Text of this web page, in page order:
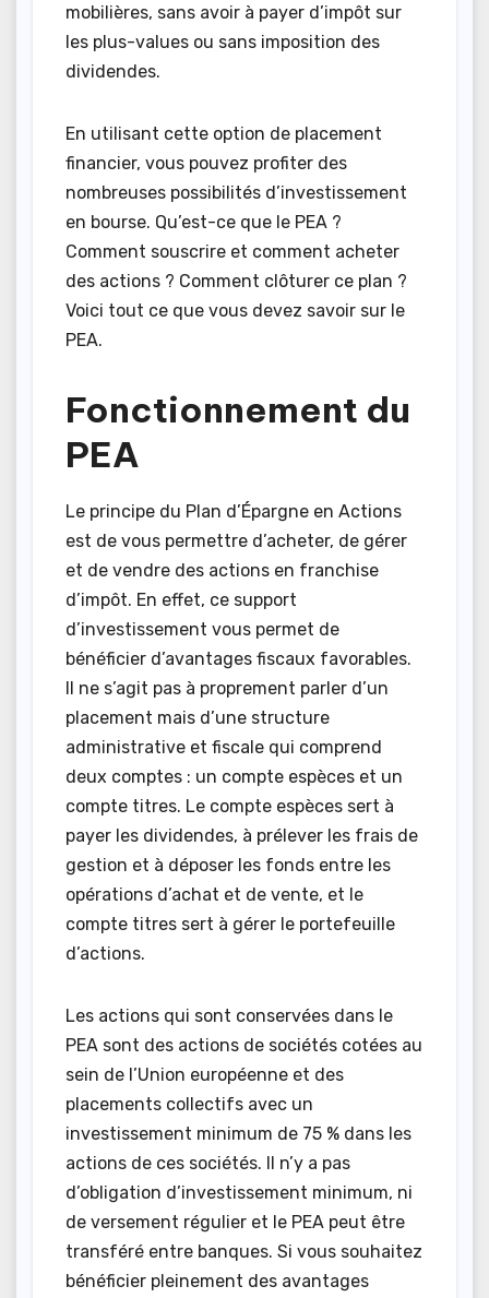
mobilières, sans avoir à payer d’impôt sur
les plus-values ou sans imposition des
dividendes.
En utilisant cette option de placement
financier, vous pouvez profiter des
nombreuses possibilités d’investissement
en bourse. Qu’est-ce que le PEA ?
Comment souscrire et comment acheter
des actions ? Comment clôturer ce plan ?
Voici tout ce que vous devez savoir sur le
PEA.
Fonctionnement du
PEA
Le principe du Plan d’Épargne en Actions
est de vous permettre d’acheter, de gérer
et de vendre des actions en franchise
d’impôt. En effet, ce support
d’investissement vous permet de
bénéficier d’avantages fiscaux favorables.
Il ne s’agit pas à proprement parler d’un
placement mais d’une structure
administrative et fiscale qui comprend
deux comptes : un compte espèces et un
compte titres. Le compte espèces sert à
payer les dividendes, à prélever les frais de
gestion et à déposer les fonds entre les
opérations d’achat et de vente, et le
compte titres sert à gérer le portefeuille
d’actions.
Les actions qui sont conservées dans le
PEA sont des actions de sociétés cotées au
sein de l’Union européenne et des
placements collectifs avec un
investissement minimum de 75 % dans les
actions de ces sociétés. Il n’y a pas
d’obligation d’investissement minimum, ni
de versement régulier et le PEA peut être
transféré entre banques. Si vous souhaitez
bénéficier pleinement des avantages